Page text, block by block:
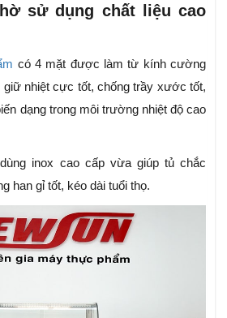
sử dụng chất liệu cao
có 4 mặt được làm từ kính cường
giữ nhiệt cực tốt, chống trầy xước tốt,
dạng trong môi trường nhiệt độ cao
inox cao cấp vừa giúp tủ chắc
han gỉ tốt, kéo dài tuổi thọ.